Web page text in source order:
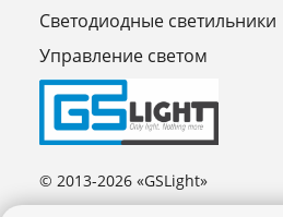
Светодиодные светильники
Управление светом
© 2013-2026 «GSLight»